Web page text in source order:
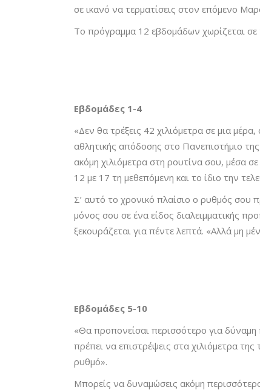
σε ικανό να τερματίσεις στον επόμενο
Το πρόγραμμα 12 εβδομάδων χωρίζεται σε
Εβδομάδες 1-4
«Δεν θα τρέξεις 42 χιλιόμετρα σε μια
αθλητικής απόδοσης στο Πανεπιστήμιο
ακόμη χιλιόμετρα στη ρουτίνα σου, μέσα
12 με 17 τη μεθεπόμενη και το ίδιο την
Σ’ αυτό το χρονικό πλαίσιο ο ρυθμός σου
μόνος σου σε ένα είδος διαλειμματικής
ξεκουράζεται για πέντε λεπτά. «Αλλά μη
Εβδομάδες 5-10
«Θα προπονείσαι περισσότερο για
πρέπει να επιστρέψεις στα χιλιόμετρα
ρυθμό».
Μπορείς να δυναμώσεις ακόμη